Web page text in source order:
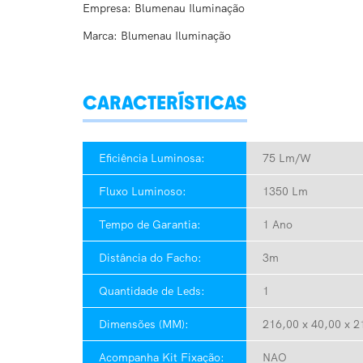
Empresa: Blumenau Iluminação
Marca: Blumenau Iluminação
CARACTERÍSTICAS
Eficiência Luminosa: 75 Lm/W
Fluxo Luminoso: 1350 Lm
Tempo de Garantia: 1 Ano
Distância do Facho: 3m
Quantidade de Leds: 1
Dimensões (MM): 216,00 x 40,00 x
Acompanha Kit Fixação: NAO